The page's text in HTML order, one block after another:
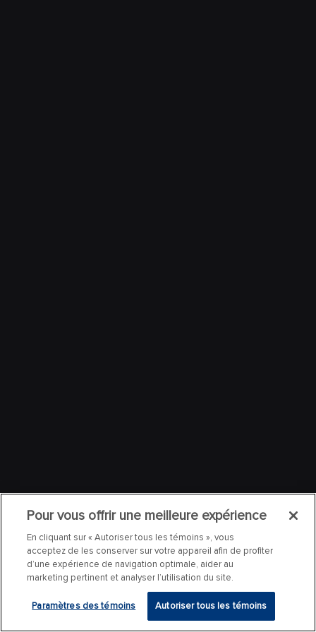
Pour vous offrir une meilleure expérience
En cliquant sur « Autoriser tous les témoins », vous
acceptez de les conserver sur votre appareil afin de profiter
d’une expérience de navigation optimale, aider au
marketing pertinent et analyser l’utilisation du site.
Paramètres des témoins Autoriser tous les témoins